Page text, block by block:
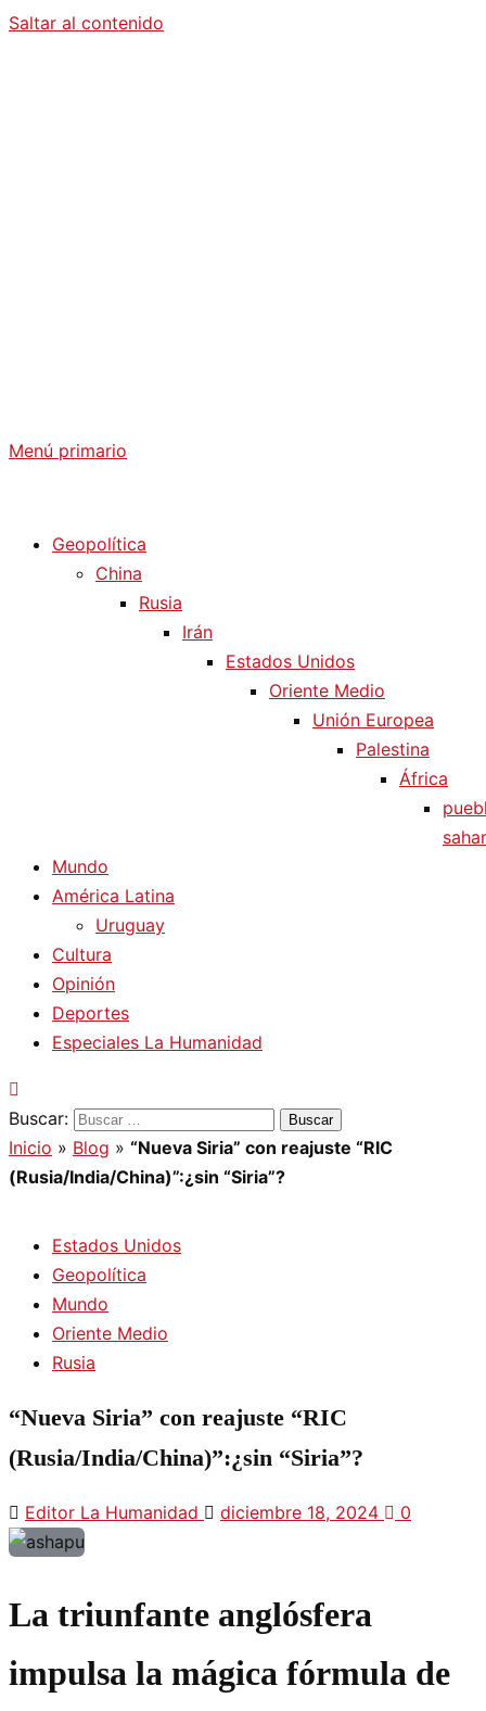
Saltar al contenido
Menú primario
Geopolítica
China
Rusia
Irán
Estados Unidos
Oriente Medio
Unión Europea
Palestina
África
Mundo
América Latina
Uruguay
Cultura
Opinión
Deportes
Especiales La Humanidad
Buscar:
Inicio » Blog » “Nueva Siria” con reajuste “RIC
(Rusia/India/China)”:¿sin “Siria”?
Estados Unidos
Geopolítica
Mundo
Oriente Medio
Rusia
“Nueva Siria” con reajuste “RIC
(Rusia/India/China)”:¿sin “Siria”?
Editor La Humanidad diciembre 18, 2024 0
La triunfante anglósfera
impulsa la mágica fórmula de